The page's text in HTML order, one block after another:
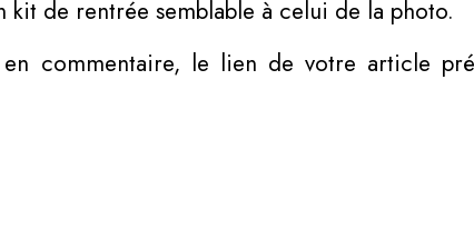
kit de rentrée semblable à celui de la photo.
commentaire, le lien de votre article